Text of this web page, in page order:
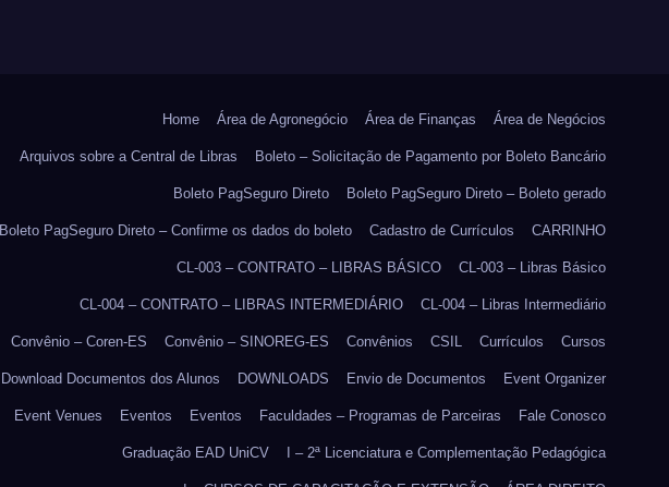
Home Área de Agronegócio Área de Finanças Área de Negócios
Arquivos sobre a Central de Libras Boleto – Solicitação de Pagamento por Boleto Bancário
Boleto PagSeguro Direto Boleto PagSeguro Direto – Boleto gerado
Boleto PagSeguro Direto – Confirme os dados do boleto Cadastro de Currículos CARRINHO
CL-003 – CONTRATO – LIBRAS BÁSICO CL-003 – Libras Básico
CL-004 – CONTRATO – LIBRAS INTERMEDIÁRIO CL-004 – Libras Intermediário
Convênio – Coren-ES Convênio – SINOREG-ES Convênios CSIL Currículos Cursos
Download Documentos dos Alunos DOWNLOADS Envio de Documentos Event Organizer
Event Venues Eventos Eventos Faculdades – Programas de Parceiras Fale Conosco
Graduação EAD UniCV I – 2ª Licenciatura e Complementação Pedagógica